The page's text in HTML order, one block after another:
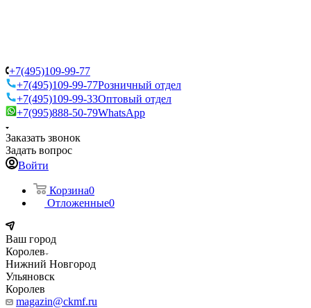
+7(495)109-99-77
+7(495)109-99-77Розничный отдел
+7(495)109-99-33Оптовый отдел
+7(995)888-50-79WhatsApp
Заказать звонок
Задать вопрос
Войти
Корзина0
Отложенные0
Ваш город
Королев
Нижний Новгород
Ульяновск
Королев
magazin@ckmf.ru